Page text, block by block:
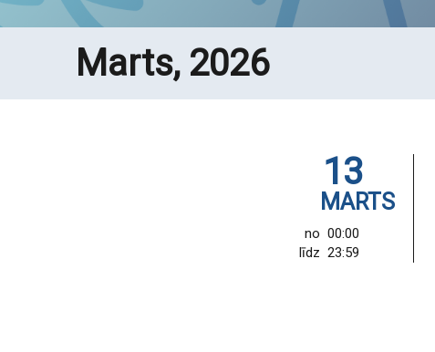
Marts, 2026
13
MARTS
no 00:00
līdz 23:59